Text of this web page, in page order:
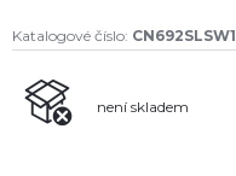
Katalogové číslo: CN692SLSW1
není skladem